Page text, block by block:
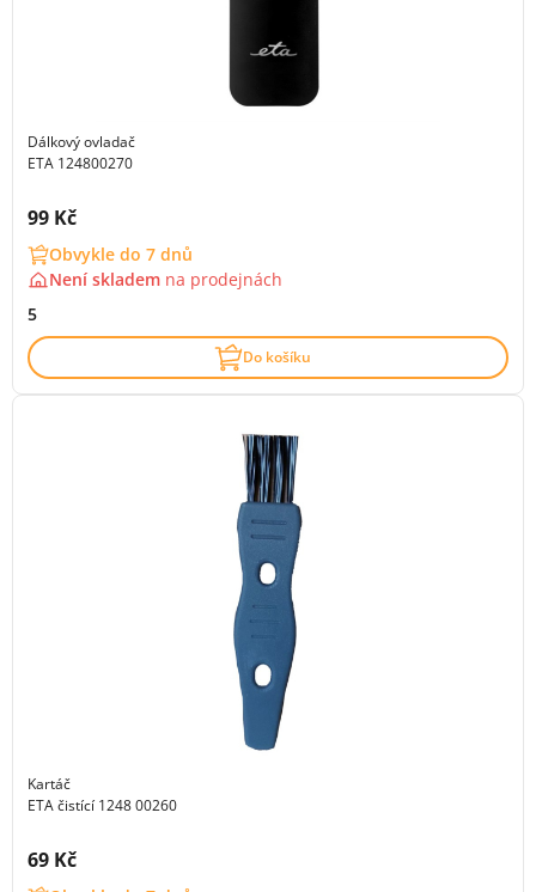
Dálkový ovladač
ETA 124800270
Cena s DPH:
99 Kč
Obvykle do 7 dnů
Není skladem na prodejnách
5
Do košíku
Kartáč
ETA čistící 1248 00260
Cena s DPH:
69 Kč